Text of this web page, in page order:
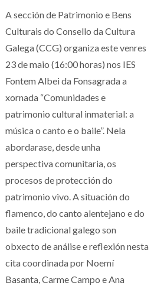
A sección de Patrimonio e Bens
Culturais do Consello da Cultura
Galega (CCG) organiza este venres
23 de maio (16:00 horas) nos IES
Fontem Albei da Fonsagrada a
xornada “Comunidades e
patrimonio cultural inmaterial: a
música o canto e o baile”. Nela
abordarase, desde unha
perspectiva comunitaria, os
procesos de protección do
patrimonio vivo. A situación do
flamenco, do canto alentejano e do
baile tradicional galego son
obxecto de análise e reflexión nesta
cita coordinada por Noemí
Basanta, Carme Campo e Ana